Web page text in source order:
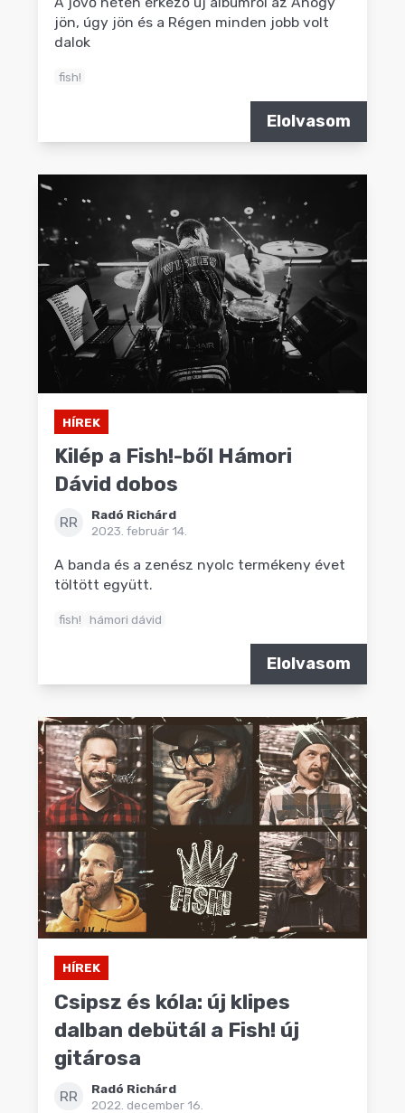
jön, úgy jön és a Régen minden jobb volt
dalok
fish!
Elolvasom
HÍREK
Kilép a Fish!-ből Hámori
Dávid dobos
RR
Radó Richárd
2023. február 14.
A banda és a zenész nyolc termékeny évet
töltött együtt.
fish! hámori dávid
Elolvasom
HÍREK
Csipsz és kóla: új klipes
dalban debütál a Fish! új
gitárosa
RR
Radó Richárd
2022. december 16.